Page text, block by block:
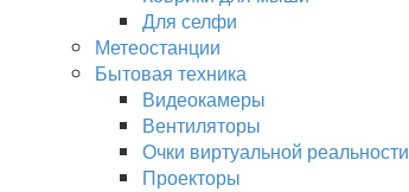
Для селфи
Метеостанции
Бытовая техника
Видеокамеры
Вентиляторы
Очки виртуальной реальности
Проекторы